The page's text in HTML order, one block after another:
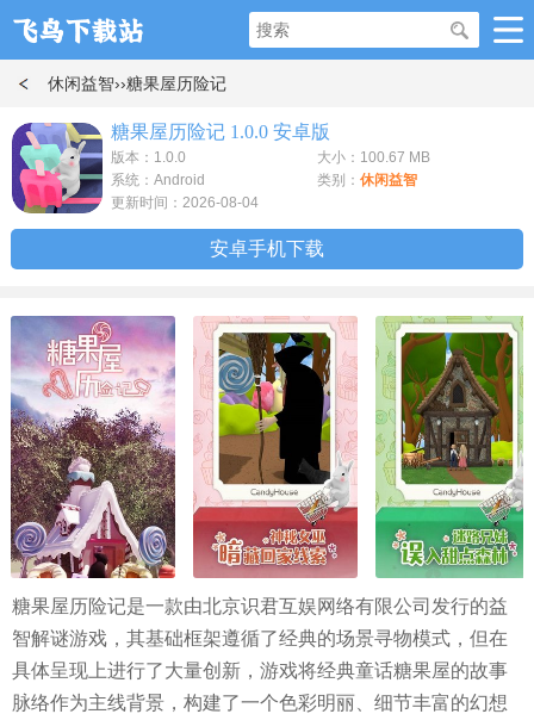
休闲益智››糖果屋历险记
糖果屋历险记 1.0.0 安卓版
版本：1.0.0
大小：100.67 MB
系统：Android
类别： 休闲益智
更新时间：2026-08-04
安卓手机下载
糖果屋历险记是一款由北京识君互娱网络有限公司发行的益
智解谜游戏，其基础框架遵循了经典的场景寻物模式，但在
具体呈现上进行了大量创新，游戏将经典童话糖果屋的故事
脉络作为主线背景，构建了一个色彩明丽、细节丰富的幻想